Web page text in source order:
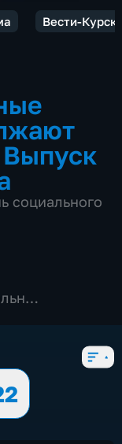
Вести-Курск
Выпуск
социального